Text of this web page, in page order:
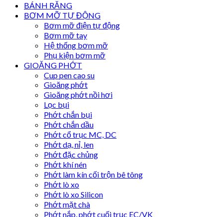
BÁNH RĂNG
BƠM MỠ TỰ ĐỘNG
Bơm mỡ điện tự động
Bơm mỡ tay
Hệ thống bơm mỡ
Phụ kiện bơm mỡ
GIOĂNG PHỚT
Cup pen cao su
Gioăng phớt
Gioăng phớt nồi hơi
Lọc bụi
Phớt chắn bụi
Phớt chắn dầu
Phớt cổ trục MC, DC
Phớt dạ, nỉ, len
Phớt đặc chủng
Phớt khí nén
Phớt làm kín cối trộn bê tông
Phớt lò xo
Phớt lò xo Silicon
Phớt mặt chà
Phớt nắp, phớt cuối trục EC/VK